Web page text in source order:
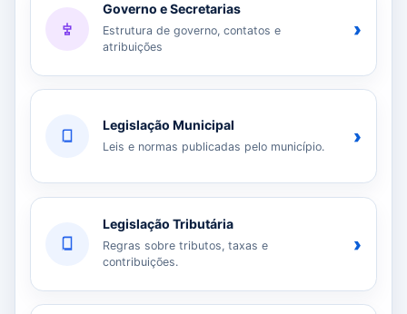
Governo e Secretarias
Estrutura de governo, contatos e
atribuições
›
Legislação Municipal
Leis e normas publicadas pelo município. ›
Legislação Tributária
Regras sobre tributos, taxas e
contribuições.
›